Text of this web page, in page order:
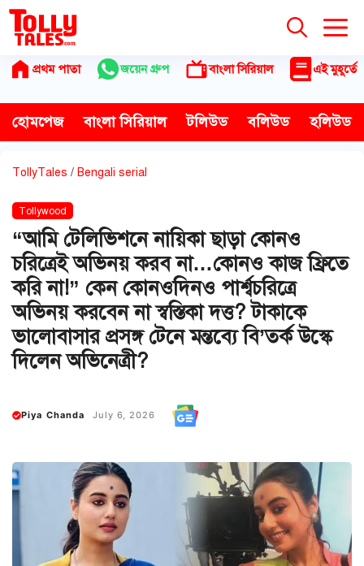
Skip
content
প্রথম পাতা জয়েন গ্রুপ বাংলা সিরিয়াল এই মুহূর্তে
হোমপেজ বাংলা সিরিয়াল টলিউড বলিউড হলিউড
TollyTales / Bengali serial
Tollywood
“আমি টেলিভিশনে নায়িকা ছাড়া কোনও
চরিত্রেই অভিনয় করব না…কোনও কাজ ফ্রিতে
করি না!” কেন কোনওদিনও পার্শ্বচরিত্রে
অভিনয় করবেন না স্বস্তিকা দত্ত? টাকাকে
ভালোবাসার প্রসঙ্গ টেনে মন্তব্যে বি’তর্ক উস্কে
দিলেন অভিনেত্রী?
Piya Chanda July 6, 2026